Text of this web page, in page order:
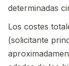
determinadas
Los costes
(solicitante